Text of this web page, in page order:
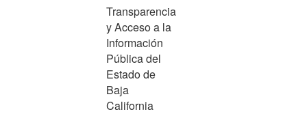
Transparencia
y Acceso a la
Información
Pública del
Estado de
Baja
California